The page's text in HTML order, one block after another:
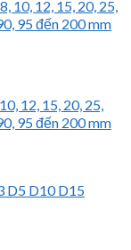
12, 15, 20, 25,
95 đến 200 mm